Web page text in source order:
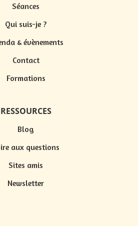
Séances
Qui suis-je ?
& évènements
Contact
Formations
RESSOURCES
Blog
aux questions
Sites amis
Newsletter